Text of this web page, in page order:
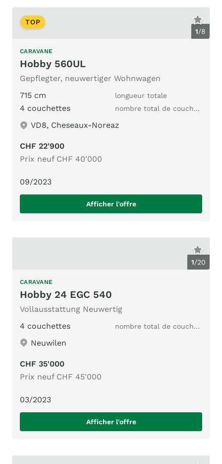
1/8
TOP
CARAVANE
Hobby 560UL
Gepflegter, neuwertiger Wohnwagen
715 cm
longueur totale
4 couchettes nombre total de couchages
VD8, Cheseaux-Noreaz
CHF 22'900
Prix neuf CHF 40'000
09/2023
Afficher l'offre
1/20
CARAVANE
Hobby 24 EGC 540
Vollausstattung Neuwertig
4 couchettes
nombre total de couchages
Neuwilen
CHF 35'000
Prix neuf CHF 45'000
03/2023
Afficher l'offre